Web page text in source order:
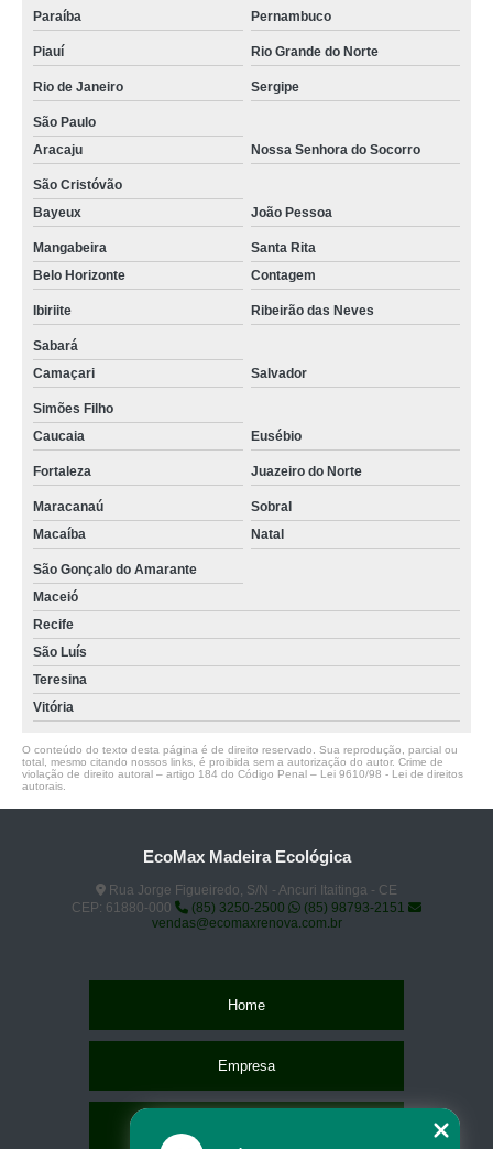
Paraíba Pernambuco
Piauí Rio Grande do Norte
Rio de Janeiro Sergipe
São Paulo
Aracaju
Nossa Senhora do Socorro
São Cristóvão
Bayeux
João Pessoa
Mangabeira
Santa Rita
Belo Horizonte
Contagem
Ibiriite Ribeirão das Neves
Sabará
Camaçari
Salvador
Simões Filho
Caucaia
Eusébio
Fortaleza Juazeiro do Norte
Maracanaú
Sobral
Macaíba
Natal
São Gonçalo do Amarante
Maceió
Recife
São Luís
Teresina
Vitória
O conteúdo do texto desta página é de direito reservado. Sua reprodução, parcial ou
total, mesmo citando nossos links, é proibida sem a autorização do autor. Crime de
violação de direito autoral – artigo 184 do Código Penal – Lei 9610/98 - Lei de direitos
autorais
EcoMax Madeira Ecológica
Rua Jorge Figueiredo, S/N - Ancuri Itaitinga - CE
CEP: 61880-000
(85) 3250-2500
(85) 98793-2151
vendas@ecomaxrenova.com.br
Home
Empresa